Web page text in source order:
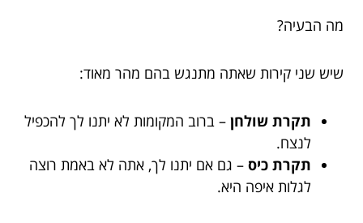
מה הבעיה?
שיש שני קירות שאתה מתנגש בהם מהר מאוד:
תקרת שולחן – ברוב המקומות לא יתנו לך להכפיל
לנצח.
תקרת כיס – גם אם יתנו לך, אתה לא באמת רוצה
לגלות איפה היא.